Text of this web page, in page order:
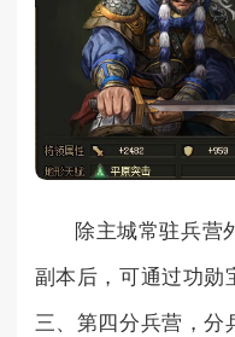
除主城常驻兵营
副本后，可通过功勋
三、第四分兵营，分